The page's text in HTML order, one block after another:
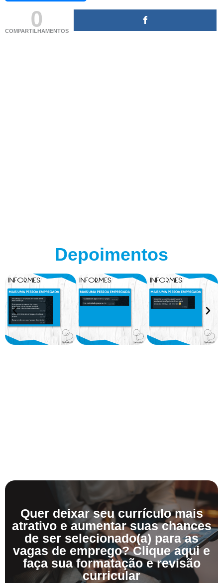
0
COMPARTILHAMENTOS
Depoimentos
Quer deixar seu currículo mais
atrativo e aumentar suas chances
de ser selecionado(a) para as
vagas de emprego? Clique aqui e
faça sua formatação e revisão
curricular